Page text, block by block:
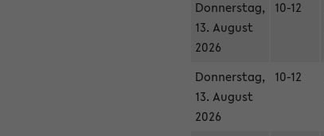
Donnerstag,
13. August
2026
10-12
Donnerstag,
13. August
2026
10-12